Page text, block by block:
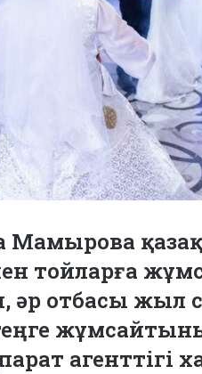
Мамырова
тойларға
әр отбасы жыл
теңге
агенттігі